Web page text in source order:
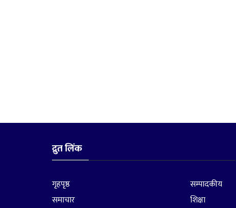
द्रुत लिंक
गृहपृष्ठ
समाचार
सम्पादकीय
शिक्षा